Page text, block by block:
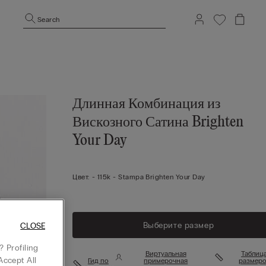
Search
Длинная Комбинация из
Вискозного Сатина Brighten
Your Day
Цвет: - 115k - Stampa Brighten Your Day
Выберите размер
Гид по
Виртуальная
примерочная
Profiling
All
CLOSE